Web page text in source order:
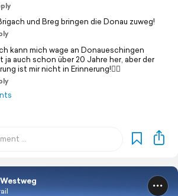
und Breg bringen die Donau zuweg!
kann mich wage an Donaueschingen
ja auch schon über 20 Jahre her, aber der
ist mir nicht in Erinnerung!🤷‍♂️